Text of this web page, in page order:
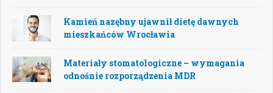
Kamień nazębny ujawnił dietę dawnych
mieszkańców Wrocławia
Materiały stomatologiczne – wymagania
odnośnie rozporządzenia MDR